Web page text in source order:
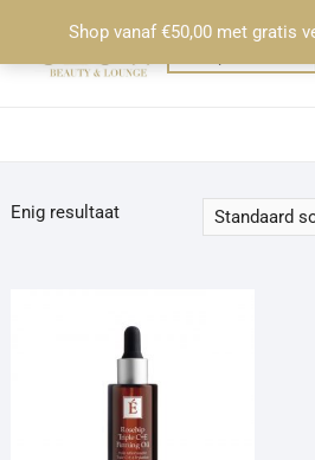
Shop vanaf €50,00 met gratis
de
Enig resultaat